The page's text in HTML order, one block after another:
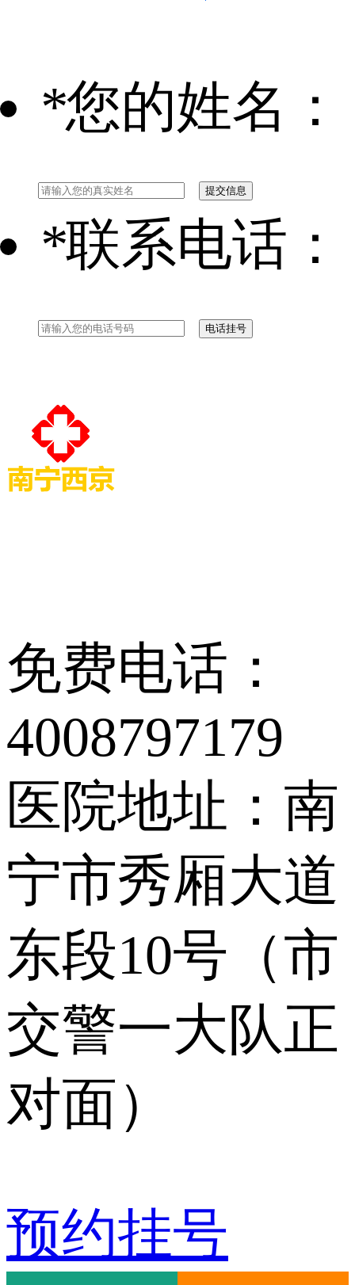
*您的姓名：
*联系电话：
免费电话：
4008797179
医院地址：南
宁市秀厢大道
东段10号（市
交警一大队正
对面）
预约挂号